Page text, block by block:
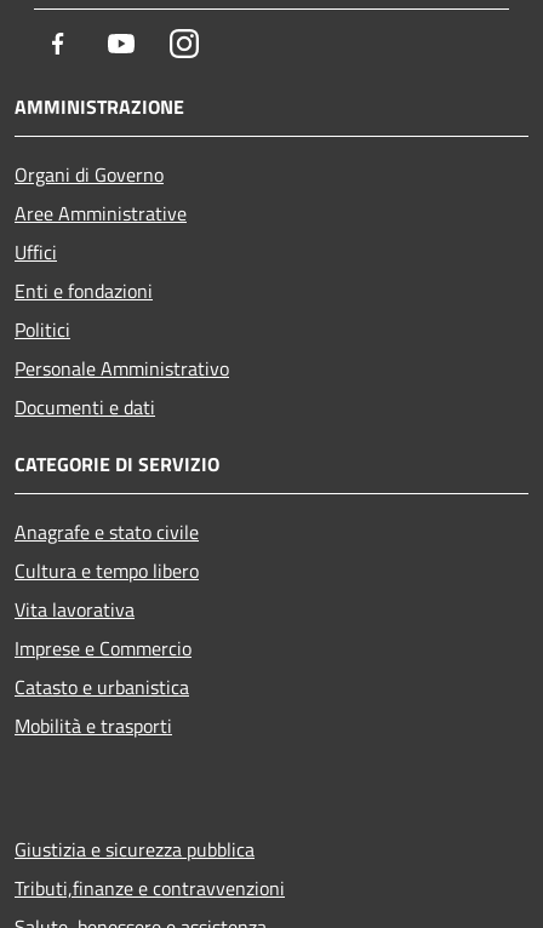
Facebook YoutubeInstagram
AMMINISTRAZIONE
Organi di Governo
Aree Amministrative
Uffici
Enti e fondazioni
Politici
Personale Amministrativo
Documenti e dati
CATEGORIE DI SERVIZIO
Anagrafe e stato civile
Cultura e tempo libero
Vita lavorativa
Imprese e Commercio
Catasto e urbanistica
Mobilità e trasporti
Giustizia e sicurezza pubblica
Tributi,finanze e contravvenzioni